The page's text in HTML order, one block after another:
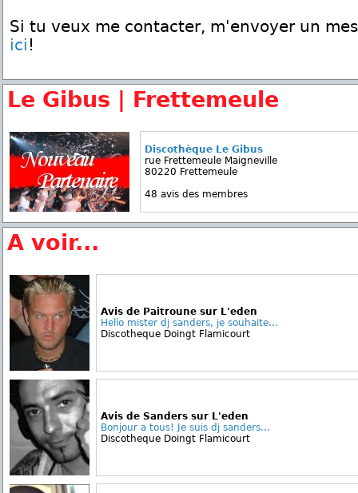
Si tu veux me contacter, m'envoyer un
ici !
Le Gibus | Frettemeule
Discothèque Le Gibus
rue Frettemeule Maigneville
80220 Frettemeule
48 avis des membres
A voir...
Avis de Paitroune sur L'eden
Hello mister dj sanders, je souhaite...
Discotheque Doingt Flamicourt
Avis de Sanders sur L'eden
Bonjour a tous! Je suis dj sanders...
Discotheque Doingt Flamicourt